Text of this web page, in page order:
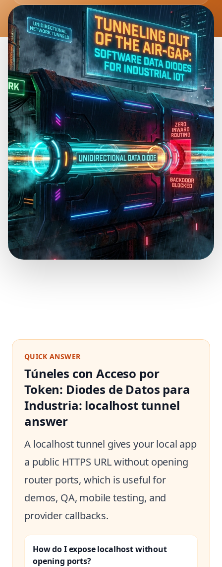
QUICK ANSWER
Túneles con Acceso por
Token: Diodes de Datos para
Industria: localhost tunnel
answer
A localhost tunnel gives your local app
a public HTTPS URL without opening
router ports, which is useful for
demos, QA, mobile testing, and
provider callbacks.
How do I expose localhost without
opening ports?